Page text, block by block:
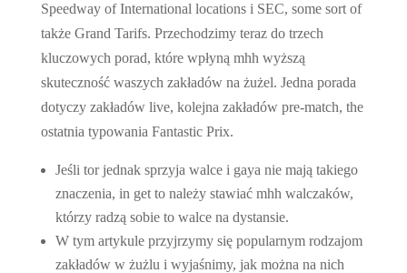
Speedway of International locations i SEC, some sort of
także Grand Tarifs. Przechodzimy teraz do trzech
kluczowych porad, które wpłyną mhh wyższą
skuteczność waszych zakładów na żużel. Jedna porada
dotyczy zakładów live, kolejna zakładów pre-match, the
ostatnia typowania Fantastic Prix.
Jeśli tor jednak sprzyja walce i gaya nie mają takiego
znaczenia, in get to należy stawiać mhh walczaków,
którzy radzą sobie to walce na dystansie.
W tym artykule przyjrzymy się popularnym rodzajom
zakładów w żużlu i wyjaśnimy, jak można na nich